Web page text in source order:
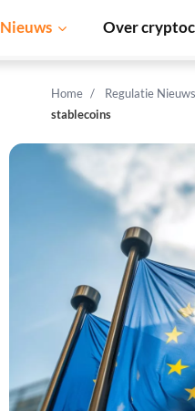
Nieuws Over
Home Regulatie Nieuws
stablecoins